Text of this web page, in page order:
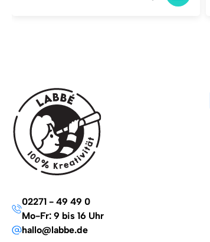
02271 - 49 49 0
Mo-Fr: 9 bis 16 Uhr
hallo@labbe.de